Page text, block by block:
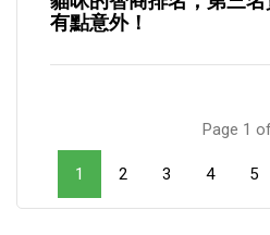
有點意外！
Page 1
1 2 3 4 5